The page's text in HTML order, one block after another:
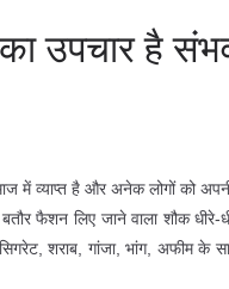
उपचार है
व्याप्त है और अनेक लोगों को
फैशन लिए जाने वाला शौक
शराब, गांजा, भांग, अफीम